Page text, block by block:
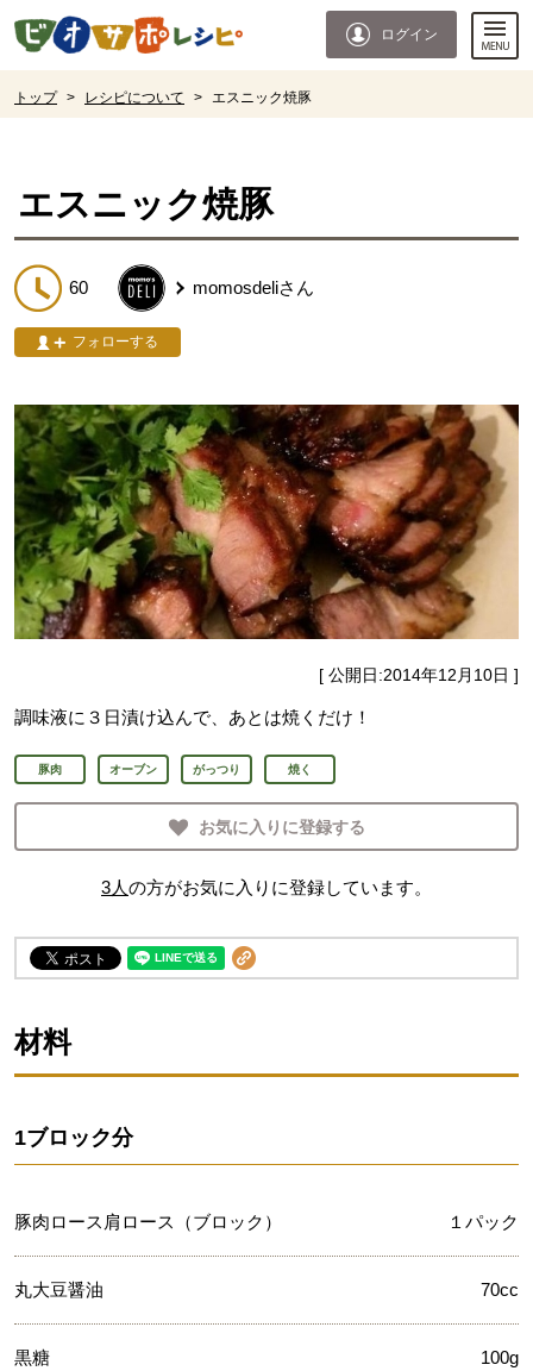
ページの先頭です。
ログイン
トップ > レシピについて > エスニック焼豚
エスニック焼豚
60 momosdeliさん
フォローする
[ 公開日:2014年12月10日 ]
調味液に３日漬け込んで、あとは焼くだけ！
豚肉 オーブン がっつり 焼く
お気に入りに登録する
3人の方がお気に入りに登録しています。
材料
1ブロック分
豚肉ロース肩ロース（ブロック） １パック
丸大豆醤油 70cc
黒糖 100g